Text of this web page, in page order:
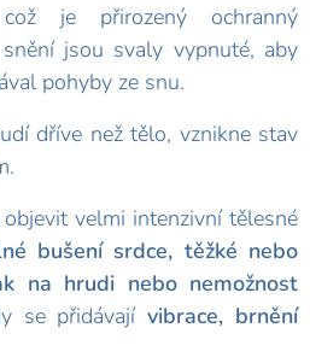
je přirozený ochranný
jsou svaly vypnuté, aby
pohyby ze snu.
dříve než tělo, vznikne stav
velmi intenzivní tělesné
bušení srdce, těžké nebo
na hrudi nebo nemožnost
se přidávajívibrace, brnění